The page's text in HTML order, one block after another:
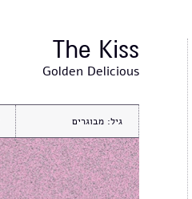
The Kiss
Golden Delicious
גיל: מבוגרים